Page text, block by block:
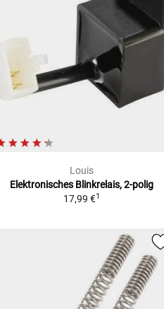
Louis
Elektronisches Blinkrelais, 2-polig
17,99 €1